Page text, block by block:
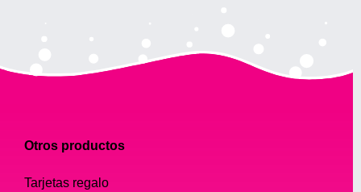
Otros productos
Tarjetas regalo